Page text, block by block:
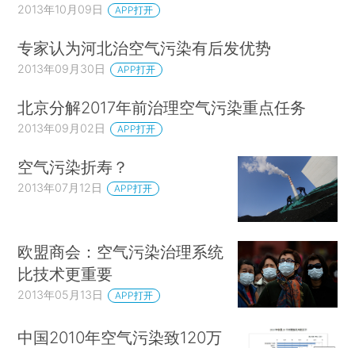
2013年10月09日 APP打开
专家认为河北治空气污染有后发优势
2013年09月30日 APP打开
北京分解2017年前治理空气污染重点任务
2013年09月02日 APP打开
空气污染折寿？
2013年07月12日 APP打开
欧盟商会：空气污染治理系统
比技术更重要
2013年05月13日 APP打开
中国2010年空气污染致120万